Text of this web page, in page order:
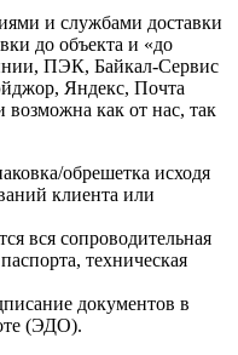
и службами доставки
до объекта и «до
ПЭК, Байкал-Сервис
Яндекс, Почта
возможна как от нас, так
обрешетка исходя
клиента или
вся сопроводительная
техническая
документов в
(ЭДО).